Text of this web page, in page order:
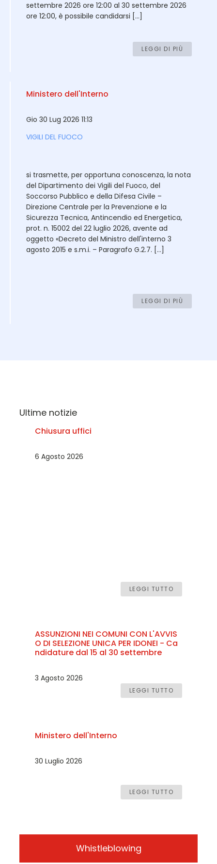
settembre 2026 ore 12:00 al 30 settembre 2026
ore 12:00, è possibile candidarsi […]
LEGGI DI PIÙ
Ministero dell'Interno
Gio 30 Lug 2026 11:13
VIGILI DEL FUOCO
si trasmette, per opportuna conoscenza, la nota
del Dipartimento dei Vigili del Fuoco, del
Soccorso Pubblico e della Difesa Civile –
Direzione Centrale per la Prevenzione e la
Sicurezza Tecnica, Antincendio ed Energetica,
prot. n. 15002 del 22 luglio 2026, avente ad
oggetto «Decreto del Ministro dell'interno 3
agosto 2015 e s.m.i. – Paragrafo G.2.7. […]
LEGGI DI PIÙ
Ultime notizie
Chiusura uffici
6 Agosto 2026
LEGGI TUTTO
ASSUNZIONI NEI COMUNI CON L'AVVIS
O DI SELEZIONE UNICA PER IDONEI - Ca
ndidature dal 15 al 30 settembre
3 Agosto 2026
LEGGI TUTTO
Ministero dell'Interno
30 Luglio 2026
LEGGI TUTTO
Whistleblowing